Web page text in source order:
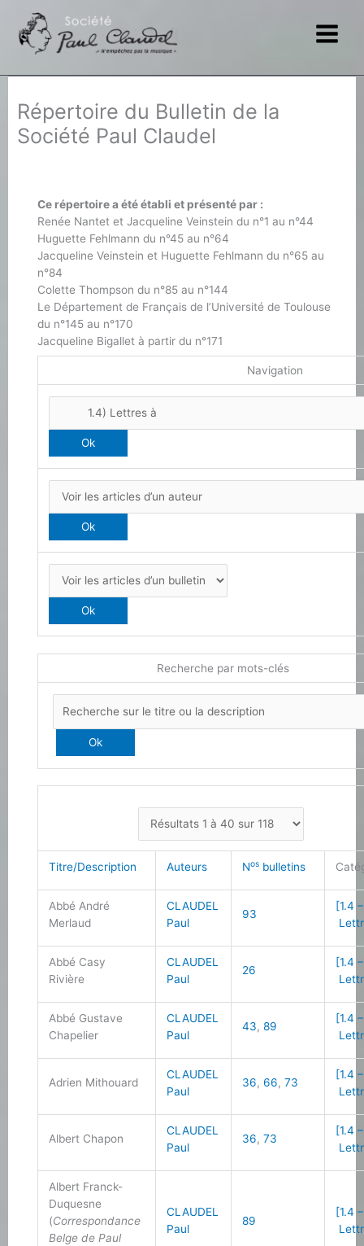
contenu
Répertoire du Bulletin de la
Société Paul Claudel
Ce répertoire a été établi et présenté par :
Renée Nantet et Jacqueline Veinstein du n°1 au n°44
Huguette Fehlmann du n°45 au n°64
Jacqueline Veinstein et Huguette Fehlmann du n°65 au
n°84
Colette Thompson du n°85 au n°144
Le Département de Français de l’Université de Toulouse
du n°145 au n°170
Jacqueline Bigallet à partir du n°171
Navigation
Recherche par mots-clés
Titre/Description Auteurs Nos bulletins
Abbé André
Merlaud
CLAUDEL
Paul
93
[1.4 –
Abbé Casy
Rivière
CLAUDEL
Paul
26
[1.4 –
Abbé Gustave
Chapelier
CLAUDEL
Paul
43,89
[1.4 –
Adrien Mithouard
CLAUDEL
Paul
36,66,73
[1.4 –
Albert Chapon
CLAUDEL
Paul
36,73
[1.4 –
Albert Franck-
Duquesne
(Correspondance
Belge de Paul
CLAUDEL
Paul
89
[1.4 –